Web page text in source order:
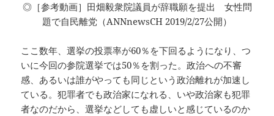
◎［参考動画］田畑毅衆院議員が辞職願を提出 女性問
題で自民離党（ANNnewsCH 2019/2/27公開）
ここ数年、選挙の投票率が60％を下回るようになり、つ
いに今回の参院選挙では50％を割った。政治への不審
感、あるいは誰がやっても同じという政治離れが加速し
ている。犯罪者でも政治家になれる、いや政治家も犯罪
者なのだから、選挙などしても虚しいと感じているのか